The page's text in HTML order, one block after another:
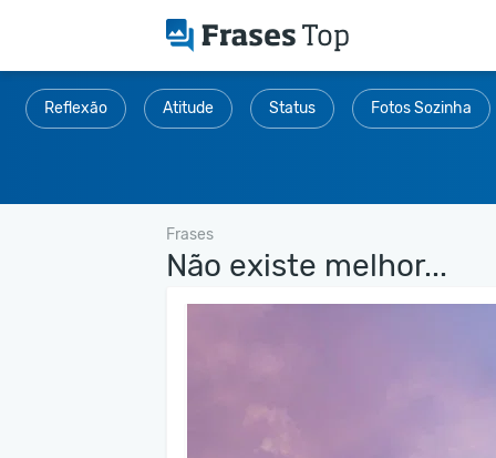
Reflexão Atitude Status Fotos Sozinha
Frases
Não existe melhor...